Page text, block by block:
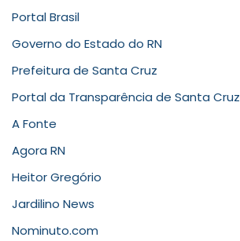
Portal Brasil
Governo do Estado do RN
Prefeitura de Santa Cruz
Portal da Transparência de Santa Cruz
A Fonte
Agora RN
Heitor Gregório
Jardilino News
Nominuto.com